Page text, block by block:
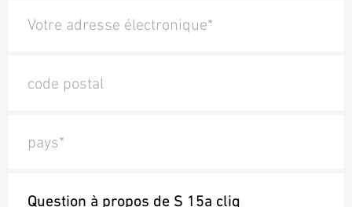
Votre adresse électronique*
code postal
pays*